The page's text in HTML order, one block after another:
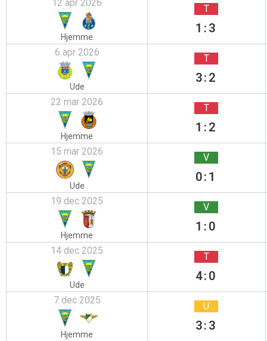
12 apr 2026
Hjemme
T
1:3
6 apr 2026
Ude
T
3:2
22 mar 2026
Hjemme
T
1:2
15 mar 2026
Ude
V
0:1
19 dec 2025
Hjemme
V
1:0
14 dec 2025
Ude
T
4:0
7 dec 2025
Hjemme
U
3:3